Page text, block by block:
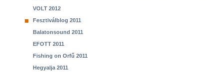
VOLT 2012
Fesztiválblog 2011
Balatonsound 2011
EFOTT 2011
Fishing on Orfű 2011
Hegyalja 2011